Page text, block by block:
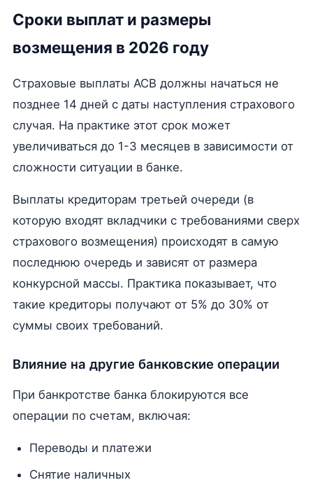
Сроки выплат и размеры
возмещения в 2026 году
Страховые выплаты АСВ должны начаться не
позднее 14 дней с даты наступления страхового
случая. На практике этот срок может
увеличиваться до 1-3 месяцев в зависимости от
сложности ситуации в банке.
Выплаты кредиторам третьей очереди (в
которую входят вкладчики с требованиями сверх
страхового возмещения) происходят в самую
последнюю очередь и зависят от размера
конкурсной массы. Практика показывает, что
такие кредиторы получают от 5% до 30% от
суммы своих требований.
Влияние на другие банковские операции
При банкротстве банка блокируются все
операции по счетам, включая:
Переводы и платежи
Снятие наличных